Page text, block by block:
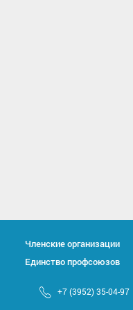
Членские организации
Единство профсоюзов
+7 (3952) 35-04-97